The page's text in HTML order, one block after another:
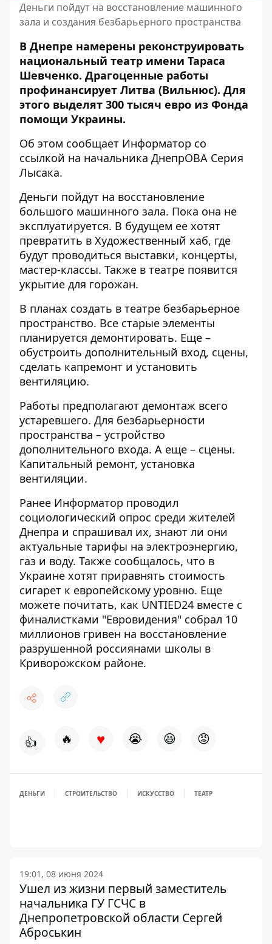
Деньги пойдут на восстановление машинного
зала и создания безбарьерного пространства
В Днепре намерены реконструировать
национальный театр имени Тараса
Шевченко. Драгоценные работы
профинансирует Литва (Вильнюс). Для
этого выделят 300 тысяч евро из Фонда
помощи Украины.
Об этом сообщает Информатор со
ссылкой на начальника ДнепрОВА Серия
Лысака.
Деньги пойдут на восстановление
большого машинного зала. Пока она не
эксплуатируется. В будущем ее хотят
превратить в Художественный хаб, где
будут проводиться выставки, концерты,
мастер-классы. Также в театре появится
укрытие для горожан.
В планах создать в театре безбарьерное
пространство. Все старые элементы
планируется демонтировать. Еще –
обустроить дополнительный вход, сцены,
сделать капремонт и установить
вентиляцию.
Работы предполагают демонтаж всего
устаревшего. Для безбарьерности
пространства – устройство
дополнительного входа. А еще – сцены.
Капитальный ремонт, установка
вентиляции.
Ранее Информатор проводил
социологический опрос среди жителей
Днепра и спрашивал их, знают ли они
актуальные тарифы на электроэнергию,
газ и воду. Также сообщалось, что в
Украине хотят приравнять стоимость
сигарет к европейскому уровню. Еще
можете почитать, как UNTIED24 вместе с
финалистками "Евровидения" собрал 10
миллионов гривен на восстановление
разрушенной россиянами школы в
Криворожском районе.
👍 🔥 ♥ 😭 😆 😡
ДЕНЬГИ СТРОИТЕЛЬСТВО ИСКУССТВО ТЕАТР
19:01, 08 июня 2024
Ушел из жизни первый заместитель
начальника ГУ ГСЧС в
Днепропетровской области Сергей
Аброськин